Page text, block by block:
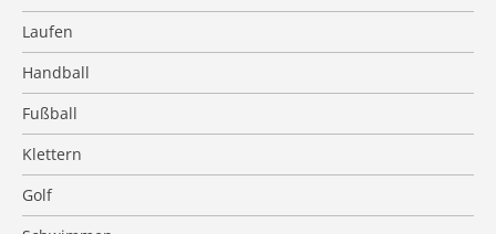
Laufen
Handball
Fußball
Klettern
Golf